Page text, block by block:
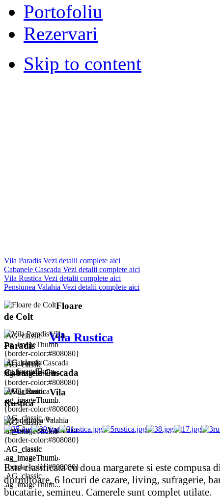
Portofoliu
Rezervari
Skip to content
Vila Paradis Vezi detalii complete aici
Cabanele Cascada Vezi detalii complete aici
Vila Rustica Vezi detalii complete aici
Pensiunea Valahia Vezi detalii complete aici
Floare
de Colt
.AG_classic
.ag_imageThumb
{border-color:#808080}
.AG_classic
.ag_imageThum...
Vila
Paradis
.AG_classic
.ag_imageThumb
{border-color:#808080}
.AG_classic
.ag_imageThum...
Cabanele Cascada
.AG_classic
.ag_imageThumb
{border-color:#808080}
.AG_classic .a...
Vila
Rustica
.AG_classic
.ag_imageThumb
{border-color:#808080}
.AG_classic
.ag_imageThum...
Pensiunea Valahia
.AG_classic
.ag_imageThumb
{border-color:#808080}
.AG_classic
.ag_imageThum...
Vila Rustica
Este clasificata cu doua margarete si este compusa
dormitoare, 6 locuri de cazare, living, sufragerie,
bucatarie, semineu. Camerele sunt complet utilate.